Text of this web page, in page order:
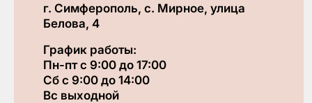
г. Симферополь, с. Мирное, улица
Белова, 4
График работы:
Пн-пт с 9:00 до 17:00
Сб с 9:00 до 14:00
Вс выходной